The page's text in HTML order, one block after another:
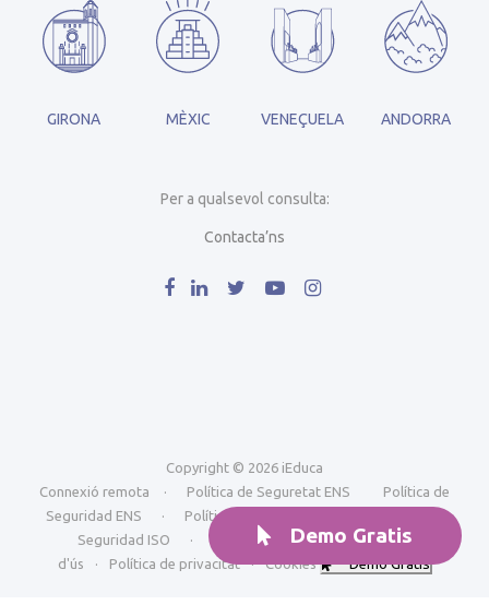
GIRONA MÈXIC VENEÇUELA ANDORRA
Per a qualsevol consulta:
Contacta’ns
Copyright © 2026 iEduca
Connexió remota
· Política de Seguretat ENS
Política de
Seguridad ENS
· Política de Seguretat ISO
Seguridad ISO
·
Avís Legal i condicions generals
d'ús
· Política de privacitat · Cookies
Demo Gratis
Demo Gratis